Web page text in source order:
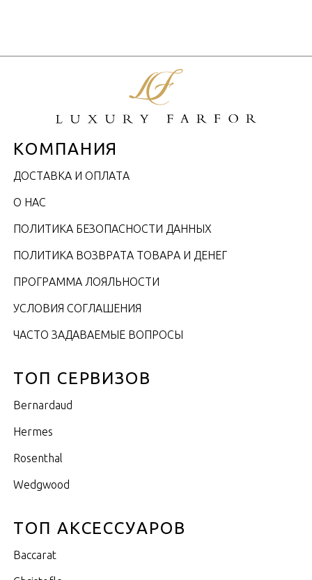
КОМПАНИЯ
ДОСТАВКА И ОПЛАТА
О НАС
ПОЛИТИКА БЕЗОПАСНОСТИ ДАННЫХ
ПОЛИТИКА ВОЗВРАТА ТОВАРА И ДЕНЕГ
ПРОГРАММА ЛОЯЛЬНОСТИ
УСЛОВИЯ СОГЛАШЕНИЯ
ЧАСТО ЗАДАВАЕМЫЕ ВОПРОСЫ
ТОП СЕРВИЗОВ
Bernardaud
Hermes
Rosenthal
Wedgwood
ТОП АКСЕССУАРОВ
Baccarat